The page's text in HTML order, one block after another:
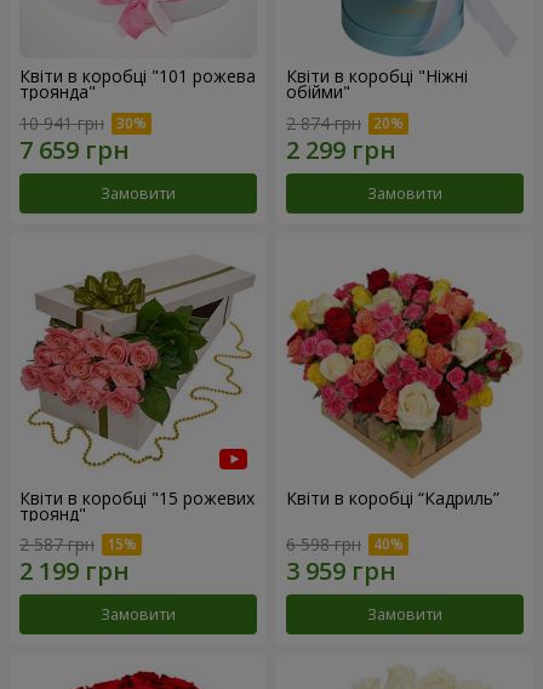
Квіти в коробці "101 рожева
троянда"
10 941 грн
Замовити
Квіти в коробці "Ніжні
обійми"
2 874 грн
Замовити
Квіти в коробці "15 рожевих
троянд"
2 587 грн
Замовити
Квіти в коробці “Кадриль”
6 598 грн
Замовити